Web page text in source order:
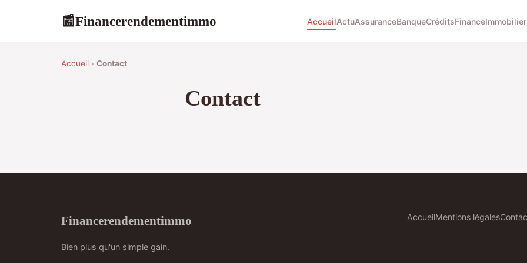
📰Financerendementimmo AccueilActuAssuranceBanqueCréditsFinanceImmobilier
Accueil › Contact
Contact
Financerendementimmo
Bien plus qu'un simple gain.
AccueilMentions légales